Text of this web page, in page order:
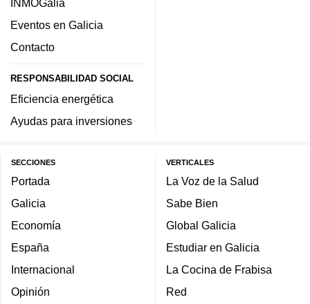
Eventos en Galicia
Contacto
RESPONSABILIDAD SOCIAL
Eficiencia energética
Ayudas para inversiones
SECCIONES
Portada
Galicia
Economía
España
Internacional
Opinión
VERTICALES
La Voz de la Salud
Sabe Bien
Global Galicia
Estudiar en Galicia
La Cocina de Frabisa
Red